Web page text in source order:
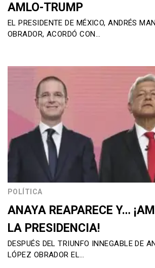
AMLO-TRUMP
EL PRESIDENTE DE MÉXICO, ANDRÉS
OBRADOR, ACORDÓ CON…
POLÍTICA
ANAYA REAPARECE Y…
LA PRESIDENCIA!
DESPUÉS DEL TRIUNFO INNEGABLE DE
LÓPEZ OBRADOR EL…